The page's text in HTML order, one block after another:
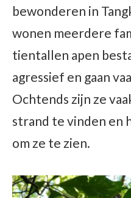
bewonderen in
wonen meerdere
tientallen apen
agressief en gaan
Ochtends zijn ze
strand te vinden en
om ze te zien.